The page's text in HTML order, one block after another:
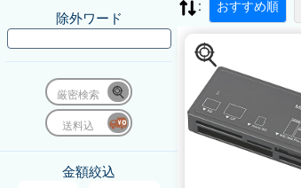
除外ワード
厳密検索
送料込
金額絞込
: おすすめ順